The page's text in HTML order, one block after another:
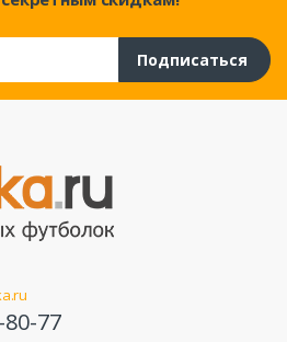
Подписаться
80-77